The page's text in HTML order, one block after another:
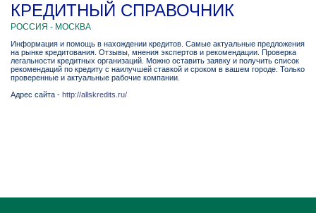
КРЕДИТНЫЙ СПРАВОЧНИК
РОССИЯ - МОСКВА
Информация и помощь в нахождении кредитов. Самые актуальные предложения
на рынке кредитования. Отзывы, мнения экспертов и рекомендации. Проверка
легальности кредитных организаций. Можно оставить заявку и получить список
рекомендаций по кредиту с наилучшей ставкой и сроком в вашем городе. Только
проверенные и актуальные рабочие компании.
Адрес сайта - http://allskredits.ru/